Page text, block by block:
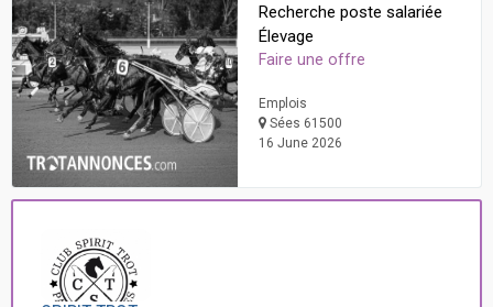
Recherche poste salariée
Élevage
Faire une offre
Emplois
Sées 61500
16 June 2026